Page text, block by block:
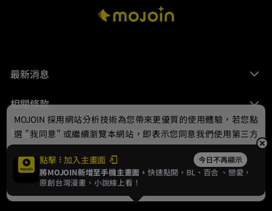
最新消息
相關條款
聯絡我們
© 2024 gamania Digital Entertainment Co., Ltd.
點擊 加入主畫面 今日不再顯示
將MOJOIN新增至手機主畫面，快速點開，BL、 百合 、戀愛，
原創台灣漫畫、小說線上看！
MOJOIN 採用網站分析技術為您帶來更優質的使用體驗，若您點
選 "我同意" 或繼續瀏覽本網站，即表示您同意我們使用第三方
Cookie，欲瞭解更多資訊請見隱私權政策。
我同意